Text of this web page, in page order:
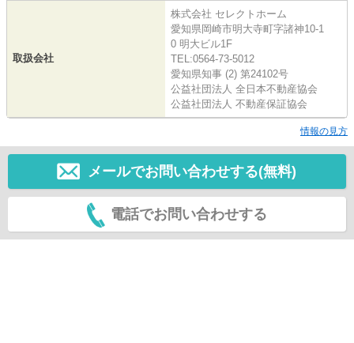
取扱会社
株式会社 セレクトホーム
愛知県岡崎市明大寺町字諸神10-1
0 明大ビル1F
TEL:0564-73-5012
愛知県知事 (2) 第24102号
公益社団法人 全日本不動産協会
公益社団法人 不動産保証協会
情報の見方
メールでお問い合わせする(無料)
電話でお問い合わせする